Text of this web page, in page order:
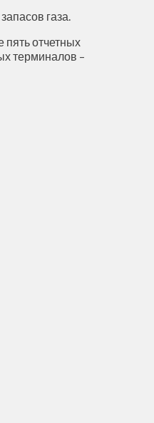
газа.
пять отчетных
терминалов –